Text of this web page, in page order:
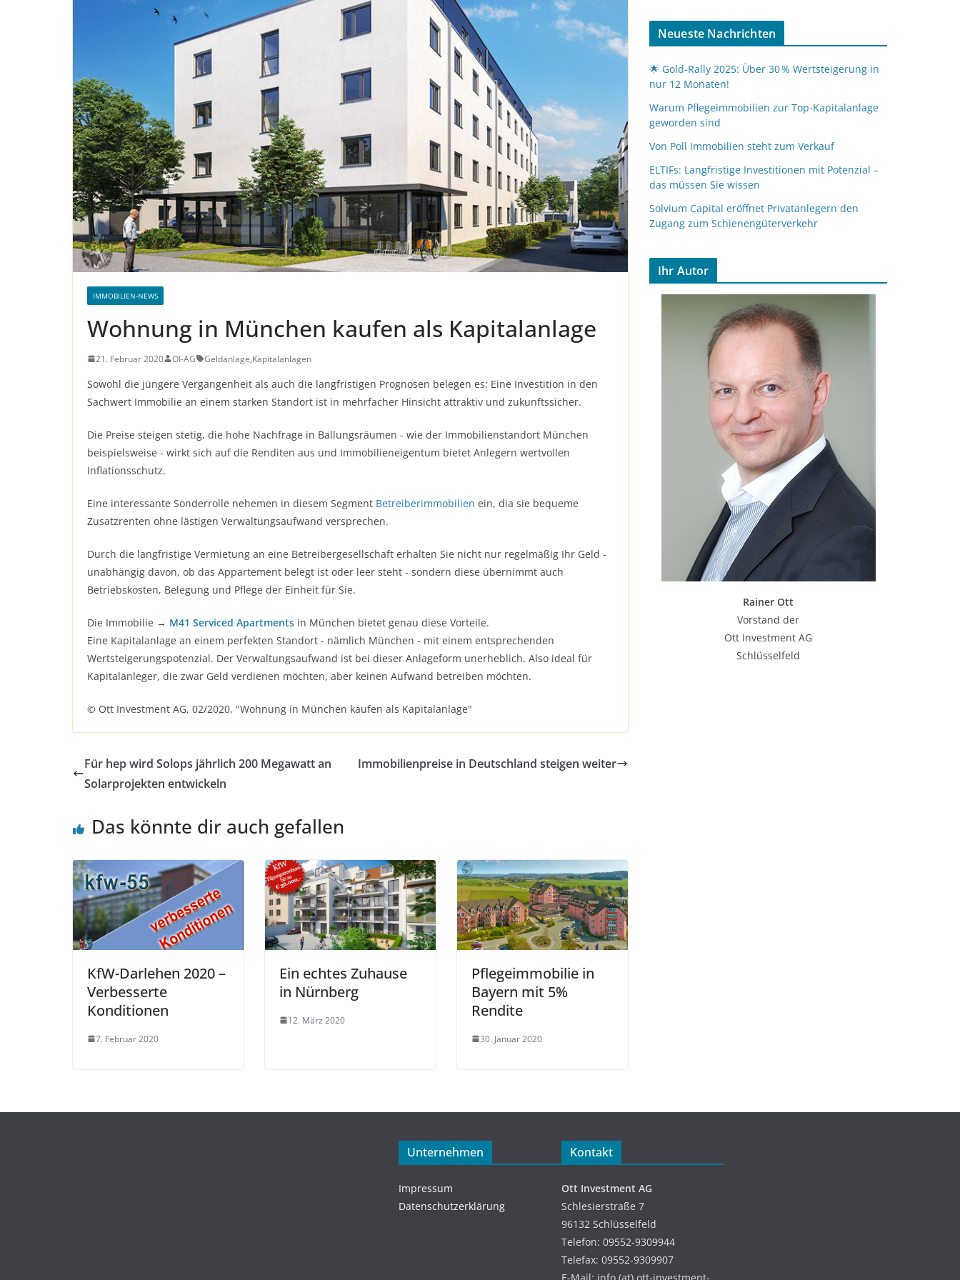
IMMOBILIEN-NEWS
Wohnung in München kaufen als Kapitalanlage
21. Februar 2020 OI-AG Geldanlage,Kapitalanlagen
Sowohl die jüngere Vergangenheit als auch die langfristigen Prognosen belegen es: Eine Investition in den
Sachwert Immobilie an einem starken Standort ist in mehrfacher Hinsicht attraktiv und zukunftssicher.
Die Preise steigen stetig, die hohe Nachfrage in Ballungsräumen - wie der Immobilienstandort München
beispielsweise - wirkt sich auf die Renditen aus und Immobilieneigentum bietet Anlegern wertvollen
Inflationsschutz.
Eine interessante Sonderrolle nehemen in diesem Segment Betreiberimmobilien ein, dia sie bequeme
Zusatzrenten ohne lästigen Verwaltungsaufwand versprechen.
Durch die langfristige Vermietung an eine Betreibergesellschaft erhalten Sie nicht nur regelmäßig Ihr Geld -
unabhängig davon, ob das Appartement belegt ist oder leer steht - sondern diese übernimmt auch
Betriebskosten, Belegung und Pflege der Einheit für Sie.
Die Immobilie → M41 Serviced Apartments in München bietet genau diese Vorteile.
Eine Kapitalanlage an einem perfekten Standort - nämlich München - mit einem entsprechenden
Wertsteigerungspotenzial. Der Verwaltungsaufwand ist bei dieser Anlageform unerheblich. Also ideal für
Kapitalanleger, die zwar Geld verdienen möchten, aber keinen Aufwand betreiben möchten.
© Ott Investment AG, 02/2020, "Wohnung in München kaufen als Kapitalanlage"
Für hep wird Solops jährlich 200 Megawatt an
Solarprojekten entwickeln
Immobilienpreise in Deutschland steigen weiter
Das könnte dir auch gefallen
KfW-Darlehen 2020 –
Verbesserte
Konditionen
7. Februar 2020
Ein echtes Zuhause
in Nürnberg
12. März 2020
Pflegeimmobilie in
Bayern mit 5%
Rendite
30. Januar 2020
Neueste Nachrichten
🌟 Gold-Rally 2025: Über 30 % Wertsteigerung in
nur 12 Monaten!
Warum Pflegeimmobilien zur Top-Kapitalanlage
geworden sind
Von Poll Immobilien steht zum Verkauf
ELTIFs: Langfristige Investitionen mit Potenzial –
das müssen Sie wissen
Solvium Capital eröffnet Privatanlegern den
Zugang zum Schienengüterverkehr
Ihr Autor
Rainer Ott
Vorstand der
Ott Investment AG
Schlüsselfeld
Unternehmen
Impressum
Datenschutzerklärung
Kontakt
Ott Investment AG
Schlesierstraße 7
96132 Schlüsselfeld
Telefon: 09552-9309944
Telefax: 09552-9309907
E-Mail: info (at) ott-investment-